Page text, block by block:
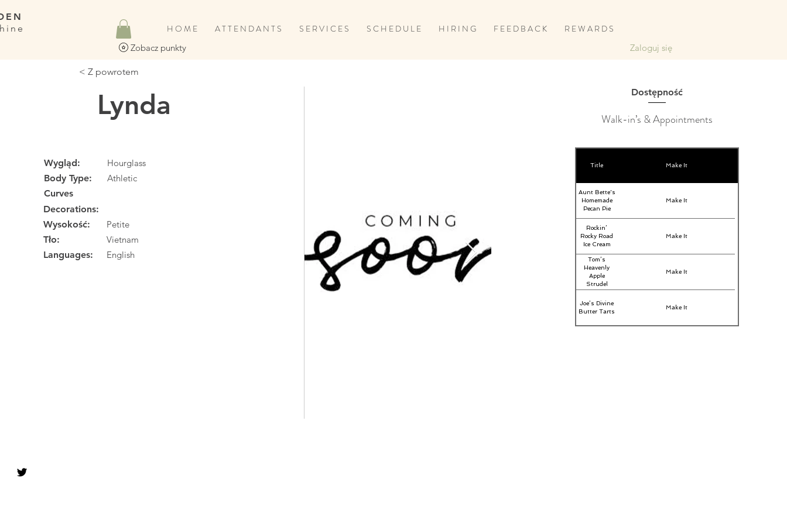
H O M E A T T E N D A N T S S E R V I C E S S C H E D U L E H I R I N G F E E D B A C K R E W A R D S
Zobacz punkty Zaloguj się
< Z powrotem
Lynda
Wygląd:
Body Type:
Curves
Hourglass
Athletic
Decorations:
Wysokość:
Tło:
Languages:
Petite
Vietnam
English
Dostępność
Walk-in’s & Appointments
Title Make It
Aunt Bette's
Homemade
Pecan Pie
Make It
Rockin’
Rocky Road
Ice Cream
Make It
Tom’s
Heavenly
Apple
Strudel
Make It
Joe’s Divine
Butter Tarts
Make It